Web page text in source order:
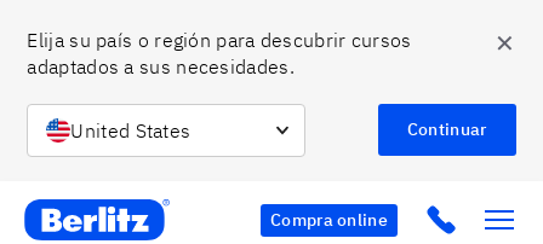
Elija su país o región para descubrir cursos
adaptados a sus necesidades.
United States Continuar
✕
Berlitz Chile Compra online Click to